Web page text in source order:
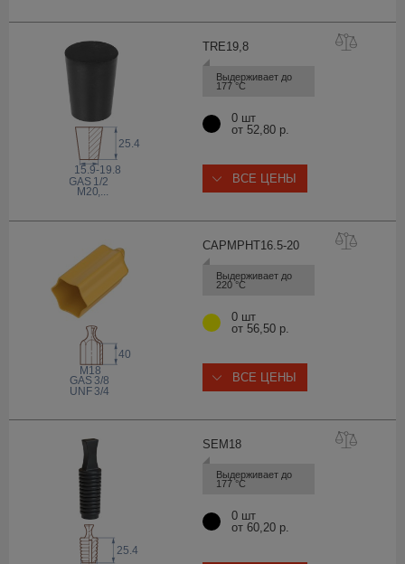
TRE19,8
Выдерживает до
177 °С
25.4
GAS 1/2
15.9-19.8
M20,...
0 шт
от 52,80 р.
ВСЕ ЦЕНЫ
CAPMPHT16.5-20
Выдерживает до
220 °С
40
GAS 3/8
UNF 3/4
M18
0 шт
от 56,50 р.
ВСЕ ЦЕНЫ
SEM 18
Выдерживает до
177 °С
25.4
0 шт
от 60,20 р.